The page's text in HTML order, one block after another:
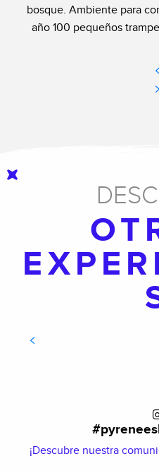
bosque. Ambiente para
año 100 pequeños
¡Descubre nuestra